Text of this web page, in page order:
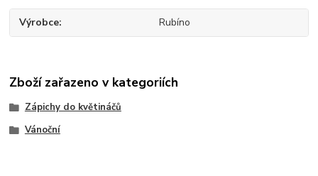
Výrobce Rubíno
Zboží zařazeno v kategoriích
Zápichy do květináčů
Vánoční